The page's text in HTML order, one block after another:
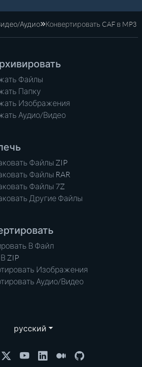
Аудио Конвертировать CAF в MP3
Файлы
Папку
Изображения
Аудио/Видео
Файлы ZIP
Файлы RAR
Файлы 7Z
Другие Файлы
В Файл
ZIP
Изображения
Аудио/Видео
русский